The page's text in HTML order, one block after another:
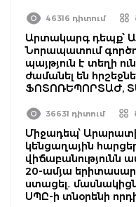
46316 դիտում
Արտակարգ դեպք՝
Նորապատում
պայթյուն է տեղի
ժամանել են
ՖՈՏՈՌԵՊՈՐՏԱԺ,
36631 դիտում
Միջադեպ՝ Արարատի
կենցաղային
վիճաբանությունն
20-ամյա
ստացել․
ՍՊԸ-ի տնօրենի